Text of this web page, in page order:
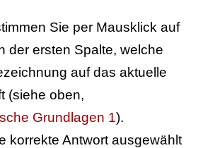
Sie per Mausklick auf
der ersten Spalte, welche
auf das aktuelle
(siehe oben,
Grundlagen 1).
korrekte Antwort ausgewählt